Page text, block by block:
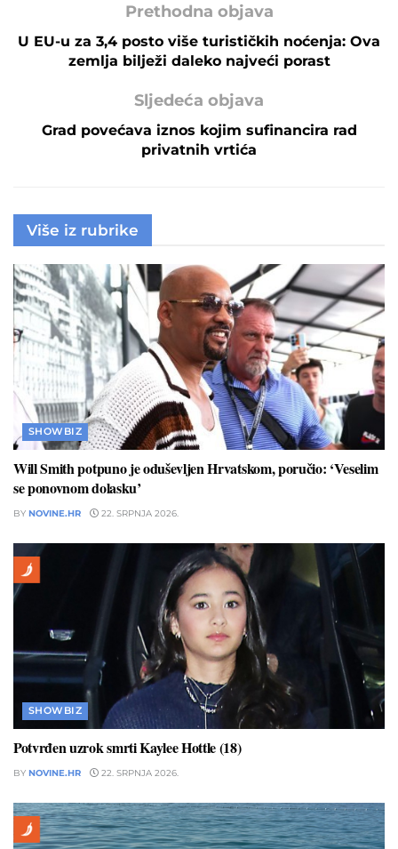
Prethodna objava
U EU-u za 3,4 posto više turističkih noćenja: Ova
zemlja bilježi daleko najveći porast
Sljedeća objava
Grad povećava iznos kojim sufinancira rad
privatnih vrtića
Više iz rubrike
SHOWBIZ
Will Smith potpuno je oduševljen Hrvatskom, poručio: ‘Veselim
se ponovnom dolasku’
BY NOVINE.HR 22. SRPNJA 2026.
SHOWBIZ
Potvrđen uzrok smrti Kaylee Hottle (18)
BY NOVINE.HR 22. SRPNJA 2026.